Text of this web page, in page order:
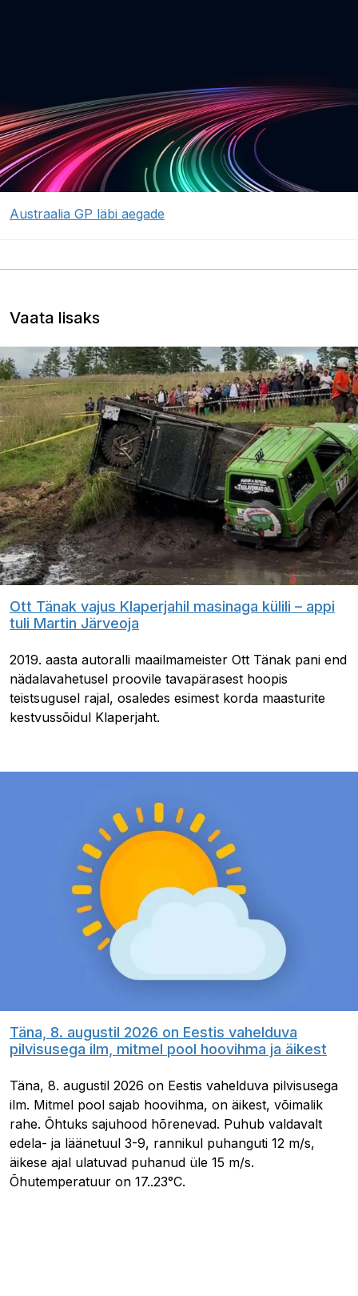
Austraalia GP läbi aegade
Vaata lisaks
Ott Tänak vajus Klaperjahil masinaga külili – appi
tuli Martin Järveoja
2019. aasta autoralli maailmameister Ott Tänak pani end
nädalavahetusel proovile tavapärasest hoopis
teistsugusel rajal, osaledes esimest korda maasturite
kestvussõidul Klaperjaht.
Täna, 8. augustil 2026 on Eestis vahelduva
pilvisusega ilm, mitmel pool hoovihma ja äikest
Täna, 8. augustil 2026 on Eestis vahelduva pilvisusega
ilm. Mitmel pool sajab hoovihma, on äikest, võimalik
rahe. Õhtuks sajuhood hõrenevad. Puhub valdavalt
edela- ja läänetuul 3-9, rannikul puhanguti 12 m/s,
äikese ajal ulatuvad puhanud üle 15 m/s.
Õhutemperatuur on 17..23°C.